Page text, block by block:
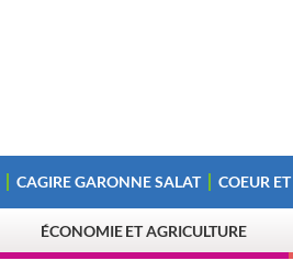
CAGIRE GARONNE SALAT COEUR
ÉCONOMIE ET AGRICULTURE